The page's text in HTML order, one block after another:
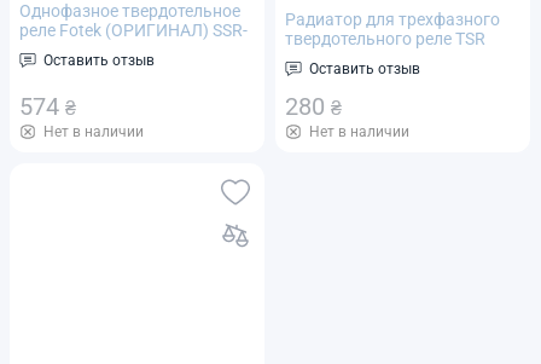
Однофазное твердотельное
реле Fotek (ОРИГИНАЛ) SSR-
40AA тип AC-AC, Imax 40А 24-
380В переменного тока
Оставить отзыв
574 ₴
Нет в наличии
Радиатор для трехфазного
твердотельного реле TSR
10/25/40/60 A
Оставить отзыв
280 ₴
Нет в наличии